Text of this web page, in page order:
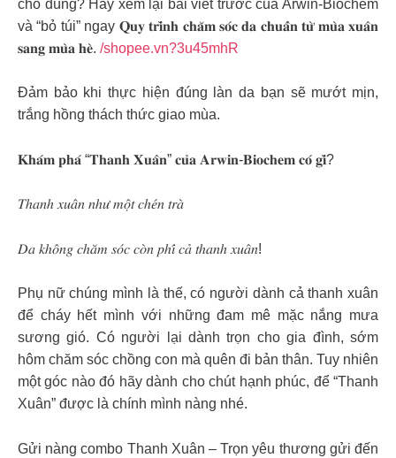
cho đúng? Hãy xem lại bài viết trước của Arwin-Biochem
và “bỏ túi” ngay 𝐐𝐮𝐲 𝐭𝐫𝐢̀𝐧𝐡 𝐜𝐡𝐚̆𝐦 𝐬𝐨́𝐜 𝐝𝐚 𝐜𝐡𝐮𝐚̂̉𝐧 𝐭𝐮̛̀ 𝐦𝐮̀𝐚 𝐱𝐮𝐚̂𝐧
𝐬𝐚𝐧𝐠 𝐦𝐮̀𝐚 𝐡𝐞̀. /shopee.vn?3u45mhR
Đảm bảo khi thực hiện đúng làn da bạn sẽ mướt mịn,
trắng hồng thách thức giao mùa.
𝐊𝐡𝐚́𝐦 𝐩𝐡𝐚́ “𝐓𝐡𝐚𝐧𝐡 𝐗𝐮𝐚̂𝐧” 𝐜𝐮̉𝐚 𝐀𝐫𝐰𝐢𝐧-𝐁𝐢𝐨𝐜𝐡𝐞𝐦 𝐜𝐨́ 𝐠𝐢̀?
𝑇ℎ𝑎𝑛ℎ 𝑥𝑢𝑎̂𝑛 𝑛ℎ𝑢̛ 𝑚𝑜̣̂𝑡 𝑐ℎ𝑒́𝑛 𝑡𝑟𝑎̀
𝐷𝑎 𝑘ℎ𝑜̂𝑛𝑔 𝑐ℎ𝑎̆𝑚 𝑠𝑜́𝑐 𝑐𝑜̀𝑛 𝑝ℎ𝑖́ 𝑐𝑎̉ 𝑡ℎ𝑎𝑛ℎ 𝑥𝑢𝑎̂𝑛!
Phụ nữ chúng mình là thế, có người dành cả thanh xuân
để cháy hết mình với những đam mê mặc nắng mưa
sương gió. Có người lại dành trọn cho gia đình, sớm
hôm chăm sóc chồng con mà quên đi bản thân. Tuy nhiên
một góc nào đó hãy dành cho chút hạnh phúc, để “Thanh
Xuân” được là chính mình nàng nhé.
Gửi nàng combo Thanh Xuân – Trọn yêu thương gửi đến